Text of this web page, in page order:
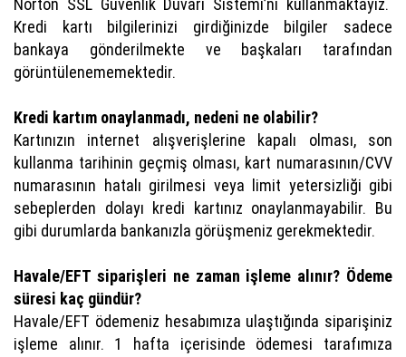
Norton SSL Güvenlik Duvarı Sistemi’ni kullanmaktayız.
Kredi kartı bilgilerinizi girdiğinizde bilgiler sadece
bankaya gönderilmekte ve başkaları tarafından
görüntülenememektedir.
Kredi kartım onaylanmadı, nedeni ne olabilir?
Kartınızın internet alışverişlerine kapalı olması, son
kullanma tarihinin geçmiş olması, kart numarasının/CVV
numarasının hatalı girilmesi veya limit yetersizliği gibi
sebeplerden dolayı kredi kartınız onaylanmayabilir. Bu
gibi durumlarda bankanızla görüşmeniz gerekmektedir.
Havale/EFT siparişleri ne zaman işleme alınır? Ödeme
süresi kaç gündür?
Havale/EFT ödemeniz hesabımıza ulaştığında siparişiniz
işleme alınır. 1 hafta içerisinde ödemesi tarafımıza